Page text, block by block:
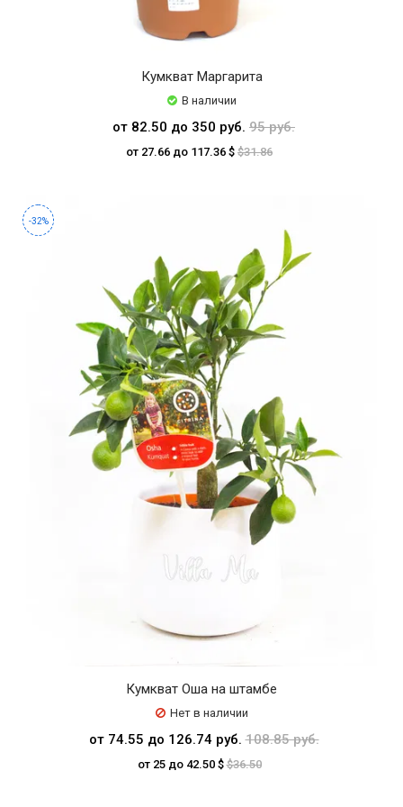
Кумкват Маргарита
В наличии
от 82.50 до 350 руб. 95 руб.
от 27.66 до 117.36 $ $31.86
-32%
Кумкват Оша на штамбе
Нет в наличии
от 74.55 до 126.74 руб.108.85 руб.
от 25 до 42.50 $$36.50